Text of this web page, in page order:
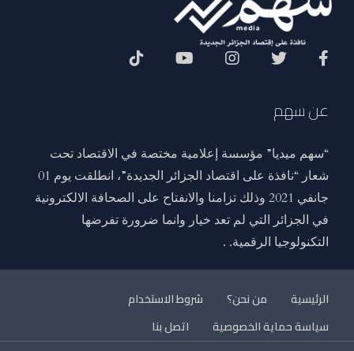
عن سهم
“سهم ميديا” مؤسسة إعلامية مختصة في الاقتصاد تحت
شعار “نافذة على اقتصاد الجزائر الجديدة”، انطلقت يوم 01
جانفي 2021 وذلك تزامنا والانفتاح على الصحافة الالكترونية
في الجزائر التي لم تعد خيار وانما ضرورة تفرضها
التكنولوجيا الرقمية. .
الرئيسية من نحن؟
شروط الاستخدام
سياسة حماية الخصوصية
اتصل بنا